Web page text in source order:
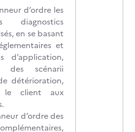
d’ordre les
diagnostics
en se basant
et
d’application,
des scénarii
détérioration,
le client aux
d’ordre des